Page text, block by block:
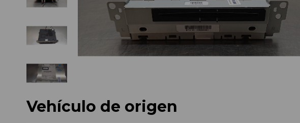
Vehículo de origen